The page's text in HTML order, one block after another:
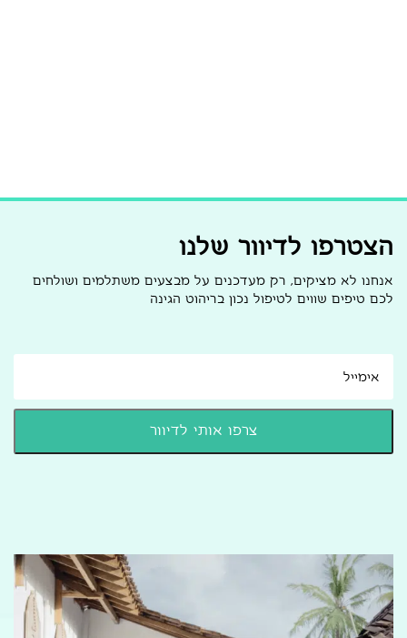
הצטרפו לדיוור שלנו
אנחנו לא מציקים, רק מעדכנים על מבצעים משתלמים ושולחים
לכם טיפים שווים לטיפול נכון בריהוט הגינה